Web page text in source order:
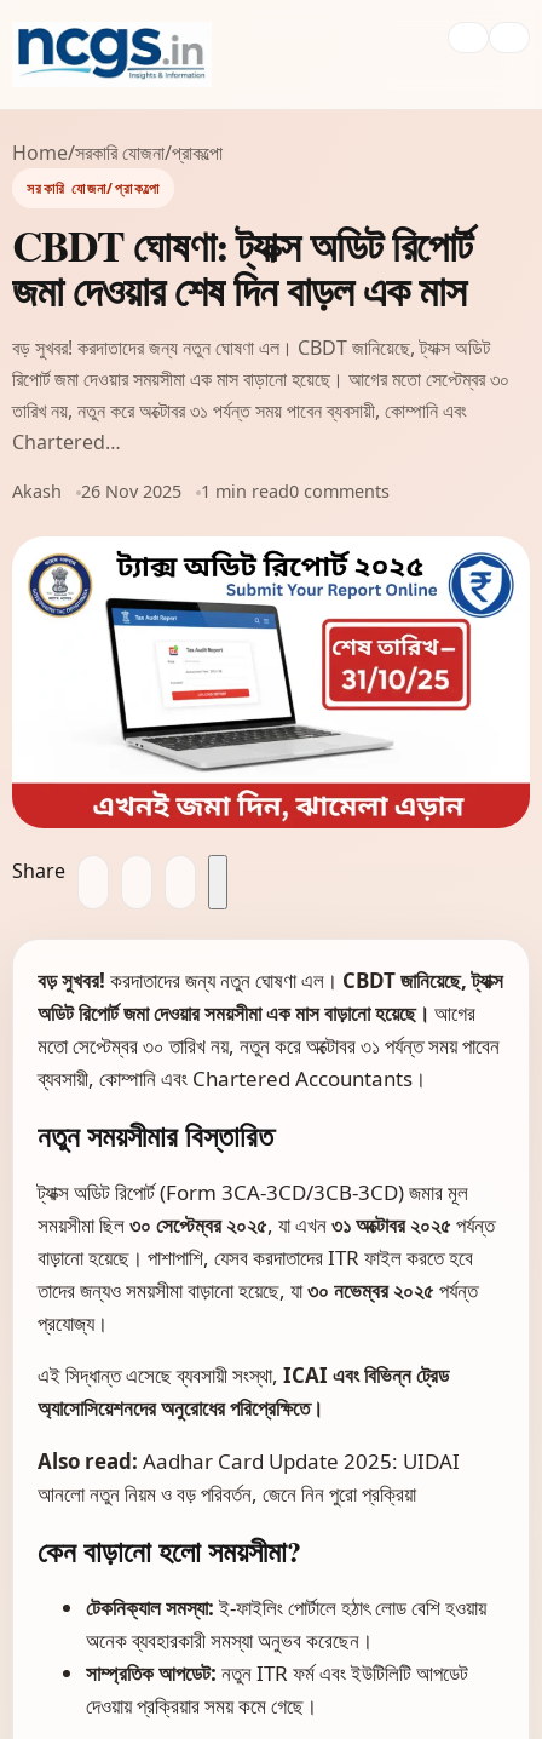
Home/সরকারি যোজনা/প্রাকল্পো
সরকারি যোজনা/প্রাকল্পো
CBDT ঘোষণা: ট্যাক্স অডিট রিপোর্ট
জমা দেওয়ার শেষ দিন বাড়ল এক মাস
বড় সুখবর! করদাতাদের জন্য নতুন ঘোষণা এল। CBDT জানিয়েছে, ট্যাক্স অডিট
রিপোর্ট জমা দেওয়ার সময়সীমা এক মাস বাড়ানো হয়েছে। আগের মতো সেপ্টেম্বর ৩০
তারিখ নয়, নতুন করে অক্টোবর ৩১ পর্যন্ত সময় পাবেন ব্যবসায়ী, কোম্পানি এবং
Chartered…
Akash 26 Nov 2025 1 min read0 comments
Share
বড় সুখবর! করদাতাদের জন্য নতুন ঘোষণা এল। CBDT জানিয়েছে, ট্যাক্স
অডিট রিপোর্ট জমা দেওয়ার সময়সীমা এক মাস বাড়ানো হয়েছে। আগের
মতো সেপ্টেম্বর ৩০ তারিখ নয়, নতুন করে অক্টোবর ৩১ পর্যন্ত সময় পাবেন
ব্যবসায়ী, কোম্পানি এবং Chartered Accountants।
নতুন সময়সীমার বিস্তারিত
ট্যাক্স অডিট রিপোর্ট (Form 3CA-3CD/3CB-3CD) জমার মূল
সময়সীমা ছিল৩০ সেপ্টেম্বর ২০২৫, যা এখন৩১ অক্টোবর ২০২৫ পর্যন্ত
বাড়ানো হয়েছে। পাশাপাশি, যেসব করদাতাদের ITR ফাইল করতে হবে
তাদের জন্যও সময়সীমা বাড়ানো হয়েছে, যা৩০ নভেম্বর ২০২৫ পর্যন্ত
প্রযোজ্য।
এই সিদ্ধান্ত এসেছে ব্যবসায়ী সংস্থা, ICAI এবং বিভিন্ন ট্রেড
অ্যাসোসিয়েশনদের অনুরোধের পরিপ্রেক্ষিতে।
Also read: Aadhar Card Update 2025: UIDAI
আনলো নতুন নিয়ম ও বড় পরিবর্তন, জেনে নিন পুরো প্রক্রিয়া
কেন বাড়ানো হলো সময়সীমা?
টেকনিক্যাল সমস্যা:ই-ফাইলিং পোর্টালে হঠাৎ লোড বেশি হওয়ায়
অনেক ব্যবহারকারী সমস্যা অনুভব করেছেন।
সাম্প্রতিক আপডেট: নতুন ITR ফর্ম এবং ইউটিলিটি আপডেট
দেওয়ায় প্রক্রিয়ার সময় কমে গেছে।